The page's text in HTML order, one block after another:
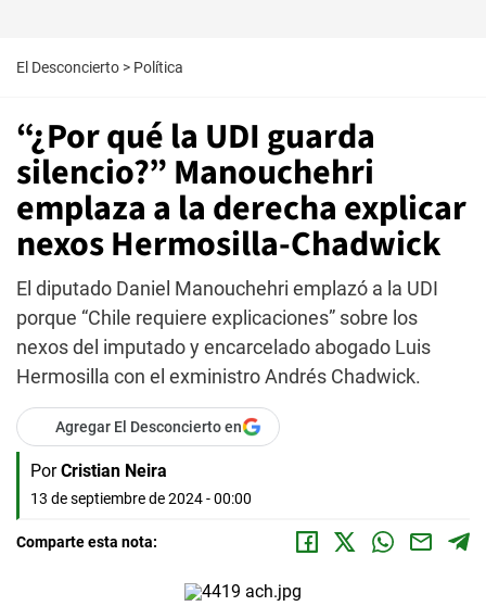
El Desconcierto > Política
“¿Por qué la UDI guarda
silencio?” Manouchehri
emplaza a la derecha explicar
nexos Hermosilla-Chadwick
El diputado Daniel Manouchehri emplazó a la UDI
porque “Chile requiere explicaciones” sobre los
nexos del imputado y encarcelado abogado Luis
Hermosilla con el exministro Andrés Chadwick.
Agregar El Desconcierto en
Por Cristian Neira
13 de septiembre de 2024 - 00:00
Comparte esta nota: